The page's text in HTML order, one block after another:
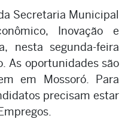
Secretaria Municipal
Inovação e
nesta segunda-feira
As oportunidades são
em Mossoró. Para
precisam estar